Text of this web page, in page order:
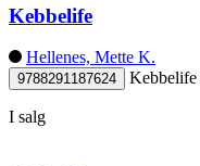
Kebbelife
Hellenes, Mette K.
9788291187624 Kebbelife
I salg